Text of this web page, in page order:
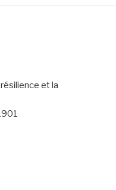
résilience et la